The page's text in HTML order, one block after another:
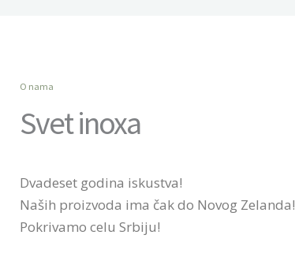
O nama
Svet inoxa
Dvadeset godina iskustva!
Naših proizvoda ima čak do Novog Zelanda!
Pokrivamo celu Srbiju!